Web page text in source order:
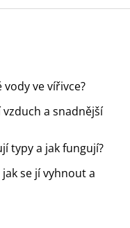
ve vířivce?
a snadnější
typy a jak fungují?
se jí vyhnout a